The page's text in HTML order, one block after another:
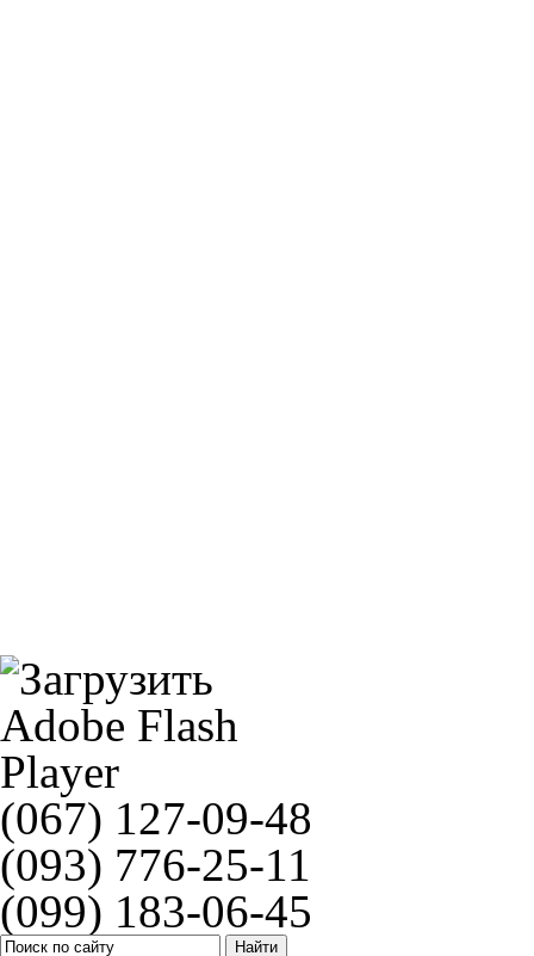
(067) 127-09-48
(093) 776-25-11
(099) 183-06-45